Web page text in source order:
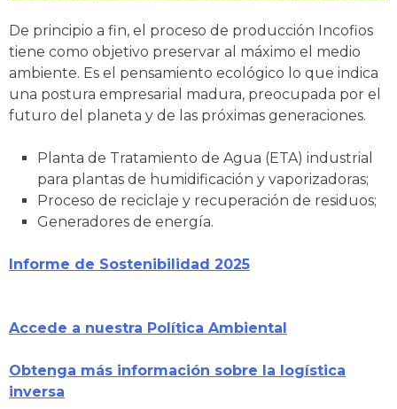
De principio a fin, el proceso de producción Incofios
tiene como objetivo preservar al máximo el medio
ambiente. Es el pensamiento ecológico lo que indica
una postura empresarial madura, preocupada por el
futuro del planeta y de las próximas generaciones.
Planta de Tratamiento de Agua (ETA) industrial
para plantas de humidificación y vaporizadoras;
Proceso de reciclaje y recuperación de residuos;
Generadores de energía.
Informe de Sostenibilidad 2025
Accede a nuestra Política Ambiental
Obtenga más información sobre la logística
inversa